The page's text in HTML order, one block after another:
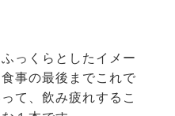
っくらとしたイメー
事の最後までこれで
て、飲み疲れするこ